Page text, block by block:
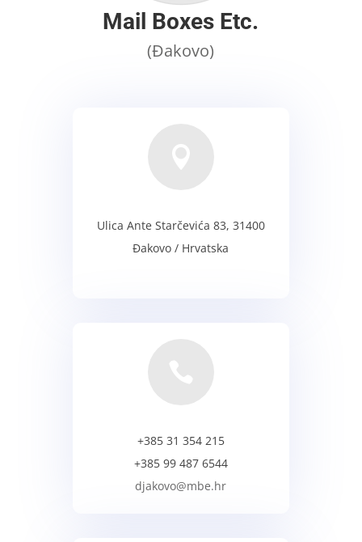
Mail Boxes Etc.
(Đakovo)
Ulica Ante Starčevića 83, 31400
Đakovo / Hrvatska
+385 31 354 215
+385 99 487 6544
djakovo@mbe.hr